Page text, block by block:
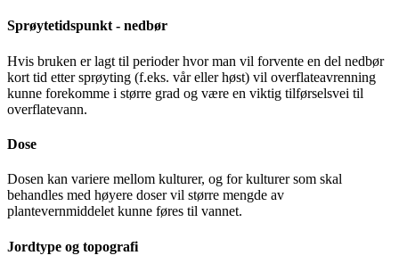
Sprøytetidspunkt - nedbør
Hvis bruken er lagt til perioder hvor man vil forvente en del nedbør
kort tid etter sprøyting (f.eks. vår eller høst) vil overflateavrenning
kunne forekomme i større grad og være en viktig tilførselsvei til
overflatevann.
Dose
Dosen kan variere mellom kulturer, og for kulturer som skal
behandles med høyere doser vil større mengde av
plantevernmiddelet kunne føres til vannet.
Jordtype og topografi